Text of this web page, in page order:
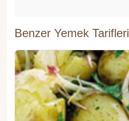
Benzer Yemek Tarifleri